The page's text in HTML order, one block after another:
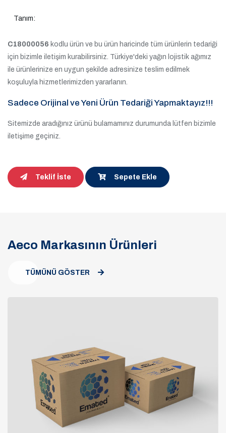
Tanım:
C18000056 kodlu ürün ve bu ürün haricinde tüm ürünlerin tedariği
için bizimle iletişim kurabilirsiniz. Türkiye'deki yağın lojistik ağımız
ile ürünlerinize en uygun şekilde adresinize teslim edilmek
koşuluyla hizmetlerimizden yararlanın.
Sadece Orijinal ve Yeni Ürün Tedariği Yapmaktayız!!!
Sitemizde aradığınız ürünü bulamamınız durumunda lütfen bizimle
iletişime geçiniz.
Teklif İste Sepete Ekle
Aeco Markasının Ürünleri
TÜMÜNÜ GÖSTER